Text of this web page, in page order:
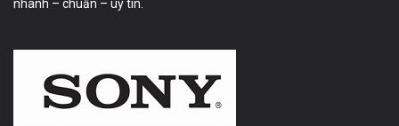
nhanh – chuẩn – uy tín.